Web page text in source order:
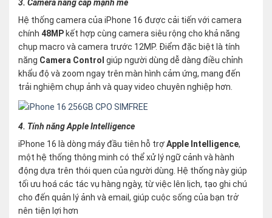
3. Camera nâng cấp mạnh mẽ
Hệ thống camera của iPhone 16 được cải tiến với camera
chính 48MP kết hợp cùng camera siêu rộng cho khả năng
chụp macro và camera trước 12MP. Điểm đặc biệt là tính
năng Camera Control giúp người dùng dễ dàng điều chỉnh
khẩu độ và zoom ngay trên màn hình cảm ứng, mang đến
trải nghiệm chụp ảnh và quay video chuyên nghiệp hơn​.
4. Tính năng Apple Intelligence
iPhone 16 là dòng máy đầu tiên hỗ trợApple Intelligence,
một hệ thống thông minh có thể xử lý ngữ cảnh và hành
động dựa trên thói quen của người dùng. Hệ thống này giúp
tối ưu hoá các tác vụ hàng ngày, từ việc lên lịch, tạo ghi chú
cho đến quản lý ảnh và email, giúp cuộc sống của bạn trở
nên tiện lợi hơn​